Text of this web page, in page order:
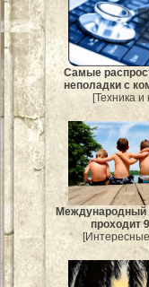
Самые
неполадки с
[Техника и
Международный
проходит